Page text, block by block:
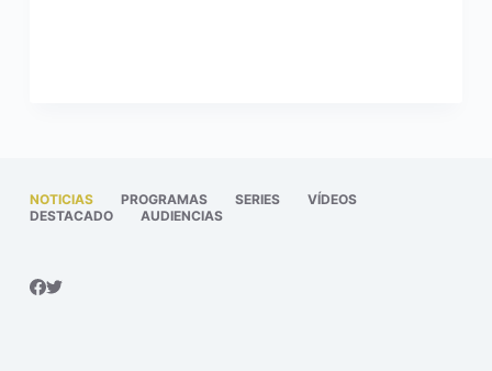
NOTICIAS PROGRAMAS SERIES
VÍDEOS
DESTACADO
AUDIENCIAS